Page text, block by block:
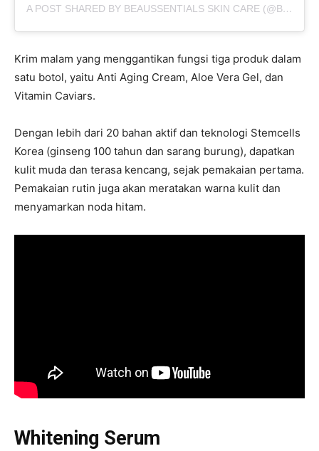
A POST SHARED BY BEAUSSENTIALS SKIN CARE (@BEAUSSENTIALS.ID)
Krim malam yang menggantikan fungsi tiga produk dalam
satu botol, yaitu Anti Aging Cream, Aloe Vera Gel, dan
Vitamin Caviars.
Dengan lebih dari 20 bahan aktif dan teknologi Stemcells
Korea (ginseng 100 tahun dan sarang burung), dapatkan
kulit muda dan terasa kencang, sejak pemakaian pertama.
Pemakaian rutin juga akan meratakan warna kulit dan
menyamarkan noda hitam.
Whitening Serum